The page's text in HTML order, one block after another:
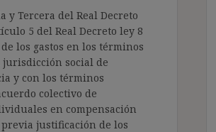
y Tercera del Real Decreto
5 del Real Decreto ley 8
los gastos en los términos
jurisdicción social de
y con los términos
colectivo de
en compensación
justificación de los